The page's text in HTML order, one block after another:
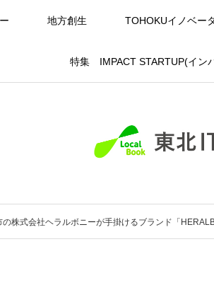
地方創生 TOHOKUイノベー
特集 IMPACT STARTUP(イン
の株式会社ヘラルボニーが手掛けるブランド「